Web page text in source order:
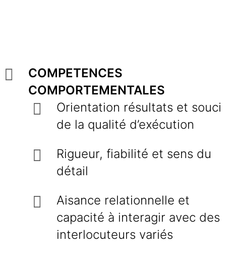
COMPETENCES
COMPORTEMENTALES
Orientation résultats et souci
de la qualité d’exécution
Rigueur, fiabilité et sens du
détail
Aisance relationnelle et
capacité à interagir avec des
interlocuteurs variés